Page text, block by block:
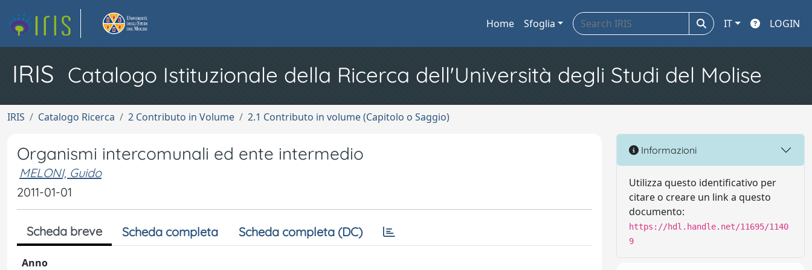
Home Sfoglia IT LOGIN
IRIS Catalogo Istituzionale della Ricerca dell'Università degli Studi del Molise
IRIS Catalogo Ricerca 2 Contributo in Volume 2.1 Contributo in volume (Capitolo o Saggio)
Organismi intercomunali ed ente intermedio
MELONI, Guido
2011-01-01
Scheda breve Scheda completa Scheda completa (DC)
Anno
Informazioni
Utilizza questo identificativo per
citare o creare un link a questo
documento:
https://hdl.handle.net/11695/1140
9